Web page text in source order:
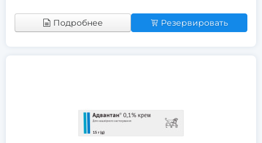
Подробнее Резервировать